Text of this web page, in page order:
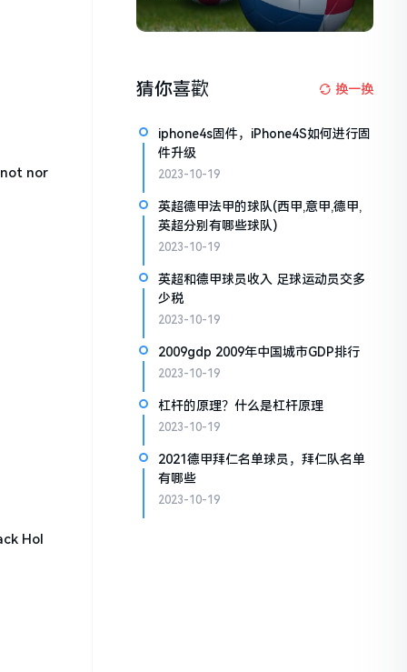
nor
Hol
猜你喜歡 换一换
iphone4s固件，iPhone4S如何进行固
件升级
2023-10-19
英超德甲法甲的球队(西甲,意甲,德甲,
英超分别有哪些球队)
2023-10-19
英超和德甲球员收入 足球运动员交多
少税
2023-10-19
2009gdp 2009年中国城市GDP排行
2023-10-19
杠杆的原理？什么是杠杆原理
2023-10-19
2021德甲拜仁名单球员，拜仁队名单
有哪些
2023-10-19